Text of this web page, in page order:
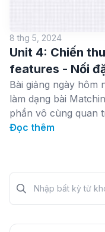
8 thg 5, 2024
Unit 4: Chiến
features - Nối
Bài giảng ngày hôm
làm dạng bài
phần vô cùng quan
Đọc thêm
Tìm kiếm?>